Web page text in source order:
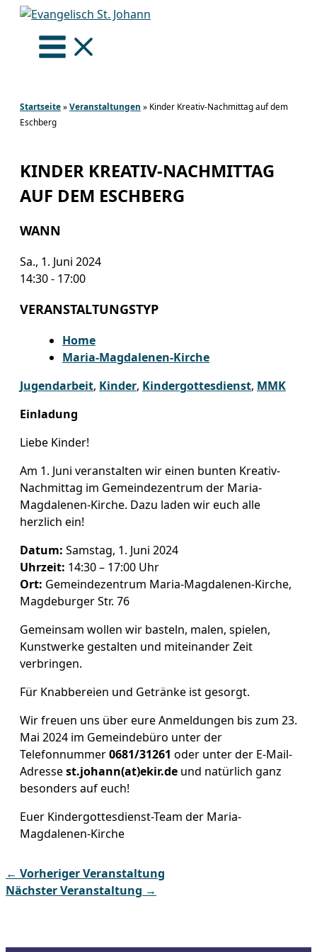
Zum
springen
Startseite»Veranstaltungen » Kinder Kreativ-Nachmittag auf dem
Eschberg
KINDER KREATIV-NACHMITTAG
AUF DEM ESCHBERG
WANN
Sa., 1. Juni 2024
14:30 - 17:00
VERANSTALTUNGSTYP
Home
Maria-Magdalenen-Kirche
Jugendarbeit, Kinder, Kindergottesdienst, MMK
Einladung
Liebe Kinder!
Am 1. Juni veranstalten wir einen bunten Kreativ-
Nachmittag im Gemeindezentrum der Maria-
Magdalenen-Kirche. Dazu laden wir euch alle
herzlich ein!
Datum: Samstag, 1. Juni 2024
Uhrzeit: 14:30 – 17:00 Uhr
Ort: Gemeindezentrum Maria-Magdalenen-Kirche,
Magdeburger Str. 76
Gemeinsam wollen wir basteln, malen, spielen,
Kunstwerke gestalten und miteinander Zeit
verbringen.
Für Knabbereien und Getränke ist gesorgt.
Wir freuen uns über eure Anmeldungen bis zum 23.
Mai 2024 im Gemeindebüro unter der
Telefonnummer0681/31261 oder unter der E-Mail-
Adressest.johann(at)ekir.de und natürlich ganz
besonders auf euch!
Euer Kindergottesdienst-Team der Maria-
Magdalenen-Kirche
← Vorheriger Veranstaltung
Nächster Veranstaltung →